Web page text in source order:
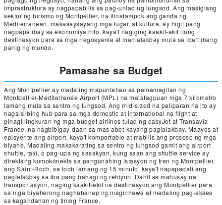
imprastruktura ay nagpapabilis sa pag-unlad ng lungsod. Ang masiglang
sektor ng turismo ng Montpellier, na itinatampok ang ganda ng
Mediterranean, makasaysayang mga lugar, at kultura, ay higit pang
nagpapatibay sa ekonomiya nito, kaya't nagiging kaakit-akit itong
destinasyon para sa mga negosyante at manlalakbay mula sa iba’t ibang
panig ng mundo.
Pamasahe sa Budget
Ang Montpellier ay madaling mapuntahan sa pamamagitan ng
Montpellier-Méditerranée Airport (MPL) na matatagpuan mga 7 kilometro
lamang mula sa sentro ng lungsod. Ang mid-sized na paliparan na ito ay
nagsisilbing hub para sa mga domestic at international na flight at
pinaglilingkuran ng mga budget airlines tulad ng easyJet at Transavia
France, na nagbibigay-daan sa mas abot-kayang paglalakbay. Maayos at
episyente ang airport, kaya't komportable at mabilis ang proseso ng mga
biyahe. Madaling makakarating sa sentro ng lungsod gamit ang airport
shuttle, taxi, o pag-upa ng sasakyan, kung saan ang shuttle service ay
direktang kumokonekta sa pangunahing istasyon ng tren ng Montpellier,
ang Saint-Roch, sa loob lamang ng 15 minuto, kaya't napapadali ang
paglalakbay sa iba pang bahagi ng rehiyon. Dahil sa mahusay na
transportasyon, naging kaakit-akit na destinasyon ang Montpellier para
sa mga biyaherong naghahanap ng maginhawa at madaling pag-akses
sa kagandahan ng timog France.